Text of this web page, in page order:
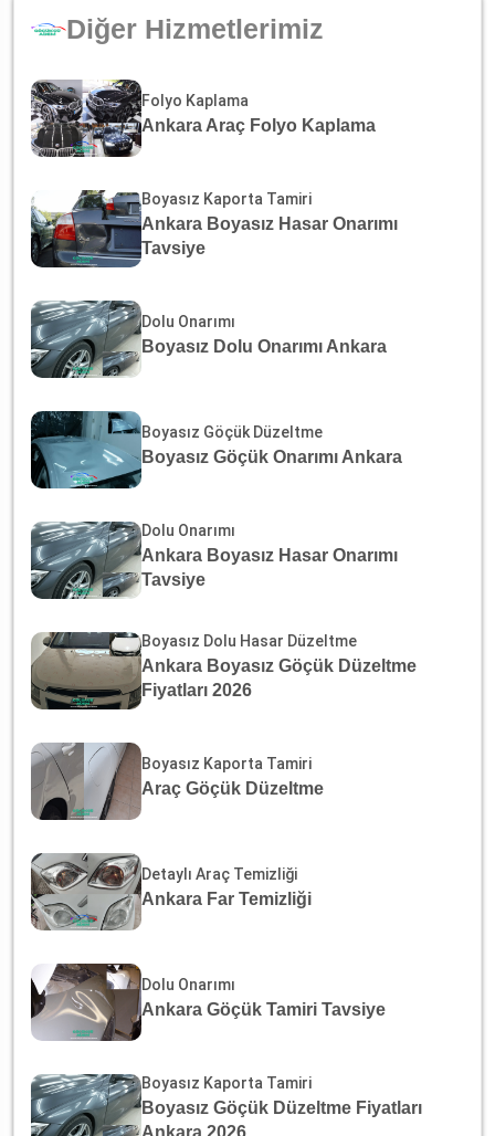
Diğer Hizmetlerimiz
Folyo Kaplama
Ankara Araç Folyo Kaplama
Boyasız Kaporta Tamiri
Ankara Boyasız Hasar Onarımı
Tavsiye
Dolu Onarımı
Boyasız Dolu Onarımı Ankara
Boyasız Göçük Düzeltme
Boyasız Göçük Onarımı Ankara
Dolu Onarımı
Ankara Boyasız Hasar Onarımı
Tavsiye
Boyasız Dolu Hasar Düzeltme
Ankara Boyasız Göçük Düzeltme
Fiyatları 2026
Boyasız Kaporta Tamiri
Araç Göçük Düzeltme
Detaylı Araç Temizliği
Ankara Far Temizliği
Dolu Onarımı
Ankara Göçük Tamiri Tavsiye
Boyasız Kaporta Tamiri
Boyasız Göçük Düzeltme Fiyatları
Ankara 2026